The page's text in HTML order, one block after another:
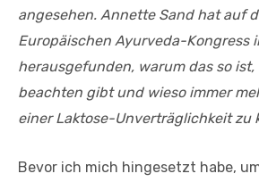
angesehen. Annette Sand hat auf
Europäischen Ayurveda-Kongress
herausgefunden, warum das so ist,
beachten gibt und wieso immer
einer Laktose-Unverträglichkeit zu
Bevor ich mich hingesetzt habe,